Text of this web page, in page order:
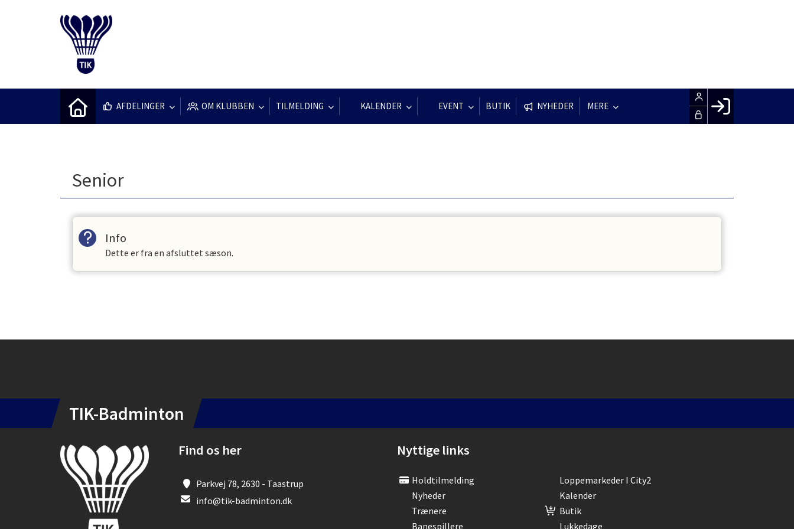
AFDELINGER OM KLUBBEN TILMELDING KALENDER EVENT BUTIK NYHEDER MERE
LOG IND
Senior
Info
Dette er fra en afsluttet sæson.
TIK-Badminton
Find os her
Parkvej 78, 2630 - Taastrup
info@tik-badminton.dk
Nyttige links
Holdtilmelding
Loppemarkeder I City2
Nyheder
Kalender
Trænere
Butik
Banespillere
Lukkedage